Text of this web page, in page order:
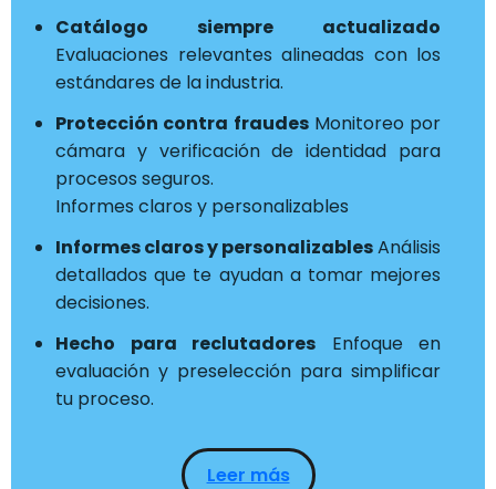
Catálogo siempre actualizado
Evaluaciones relevantes alineadas con los
estándares de la industria.
Protección contra fraudesMonitoreo por
cámara y verificación de identidad para
procesos seguros.
Informes claros y personalizables
Informes claros y personalizablesAnálisis
detallados que te ayudan a tomar mejores
decisiones.
Hecho para reclutadores Enfoque en
evaluación y preselección para simplificar
tu proceso.
Leer más